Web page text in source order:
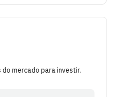
mercado para investir.